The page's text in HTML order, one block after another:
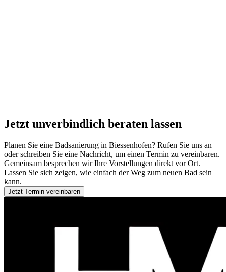
Jetzt unverbindlich beraten lassen
Planen Sie eine Badsanierung in Biessenhofen? Rufen Sie uns an
oder schreiben Sie eine Nachricht, um einen Termin zu vereinbaren.
Gemeinsam besprechen wir Ihre Vorstellungen direkt vor Ort.
Lassen Sie sich zeigen, wie einfach der Weg zum neuen Bad sein
kann.
Jetzt Termin vereinbaren